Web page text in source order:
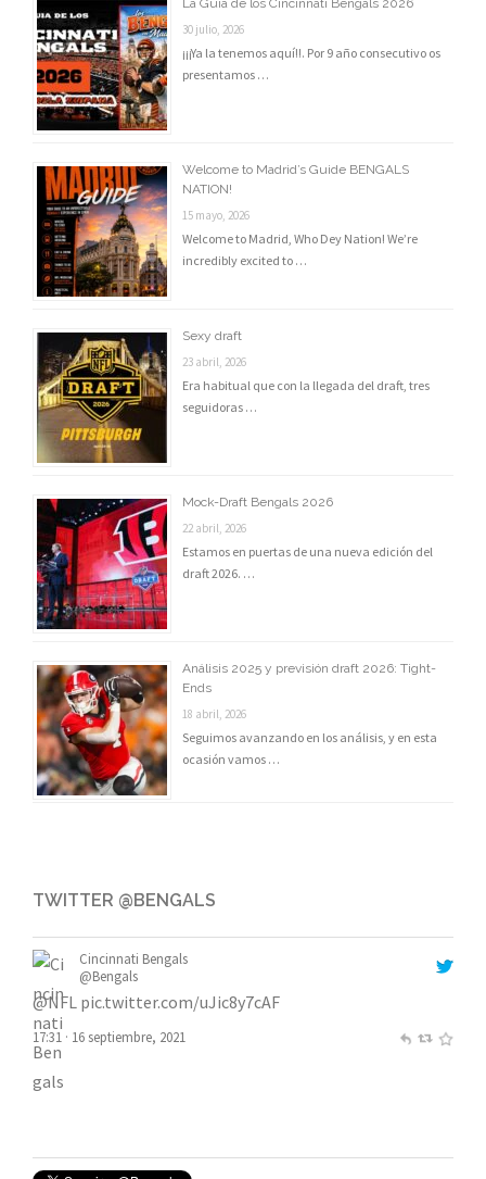
30 julio, 2026
¡¡¡Ya la tenemos aquí!!. Por 9 año consecutivo os
presentamos …
Welcome to Madrid’s Guide BENGALS
NATION!
15 mayo, 2026
Welcome to Madrid, Who Dey Nation! We’re
incredibly excited to …
Sexy draft
23 abril, 2026
Era habitual que con la llegada del draft, tres
seguidoras …
Mock-Draft Bengals 2026
22 abril, 2026
Estamos en puertas de una nueva edición del
draft 2026. …
Análisis 2025 y previsión draft 2026: Tight-
Ends
18 abril, 2026
Seguimos avanzando en los análisis, y en esta
ocasión vamos …
TWITTER @BENGALS
@Bengals
pic.twitter.com/uJic8y7cAF
17:31 · 16 septiembre, 2021
pic.twitter.com/Ltg0yjCAoX